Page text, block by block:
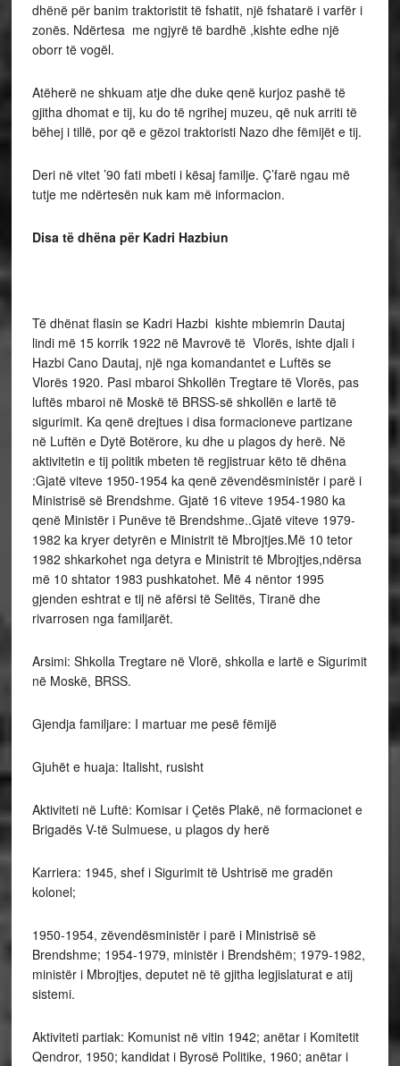
dhënë për banim traktoristit të fshatit, një fshatarë i varfër i
zonës. Ndërtesa me ngjyrë të bardhë ,kishte edhe një
oborr të vogël.
Atëherë ne shkuam atje dhe duke qenë kurjoz pashë të
gjitha dhomat e tij, ku do të ngrihej muzeu, që nuk arriti të
bëhej i tillë, por që e gëzoi traktoristi Nazo dhe fëmijët e tij.
Deri në vitet ’90 fati mbeti i kësaj familje. Ç’farë ngau më
tutje me ndërtesën nuk kam më informacion.
Disa të dhëna për Kadri Hazbiun
Të dhënat flasin se Kadri Hazbi kishte mbiemrin Dautaj
lindi më 15 korrik 1922 në Mavrovë të Vlorës, ishte djali i
Hazbi Cano Dautaj, një nga komandantet e Luftës se
Vlorës 1920. Pasi mbaroi Shkollën Tregtare të Vlorës, pas
luftës mbaroi në Moskë të BRSS-së shkollën e lartë të
sigurimit. Ka qenë drejtues i disa formacioneve partizane
në Luftën e Dytë Botërore, ku dhe u plagos dy herë. Në
aktivitetin e tij politik mbeten të regjistruar këto të dhëna
:Gjatë viteve 1950-1954 ka qenë zëvendësministër i parë i
Ministrisë së Brendshme. Gjatë 16 viteve 1954-1980 ka
qenë Ministër i Punëve të Brendshme..Gjatë viteve 1979-
1982 ka kryer detyrën e Ministrit të Mbrojtjes.Më 10 tetor
1982 shkarkohet nga detyra e Ministrit të Mbrojtjes,ndërsa
më 10 shtator 1983 pushkatohet. Më 4 nëntor 1995
gjenden eshtrat e tij në afërsi të Selitës, Tiranë dhe
rivarrosen nga familjarët.
Arsimi: Shkolla Tregtare në Vlorë, shkolla e lartë e Sigurimit
në Moskë, BRSS.
Gjendja familjare: I martuar me pesë fëmijë
Gjuhët e huaja: Italisht, rusisht
Aktiviteti në Luftë: Komisar i Çetës Plakë, në formacionet e
Brigadës V-të Sulmuese, u plagos dy herë
Karriera: 1945, shef i Sigurimit të Ushtrisë me gradën
kolonel;
1950-1954, zëvendësministër i parë i Ministrisë së
Brendshme; 1954-1979, ministër i Brendshëm; 1979-1982,
ministër i Mbrojtjes, deputet në të gjitha legjislaturat e atij
sistemi.
Aktiviteti partiak: Komunist në vitin 1942; anëtar i Komitetit
Qendror, 1950; kandidat i Byrosë Politike, 1960; anëtar i